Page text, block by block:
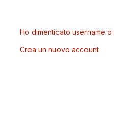
Ho dimenticato username
Crea un nuovo account